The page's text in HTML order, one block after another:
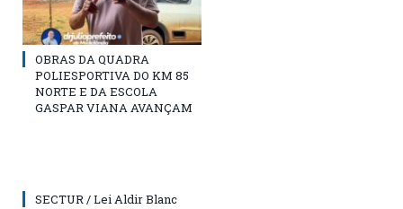
OBRAS DA QUADRA
POLIESPORTIVA DO KM 85
NORTE E DA ESCOLA
GASPAR VIANA AVANÇAM
SECTUR / Lei Aldir Blanc